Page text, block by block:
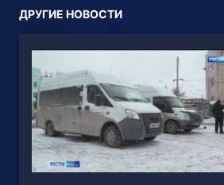
ДРУГИЕ НОВОСТИ